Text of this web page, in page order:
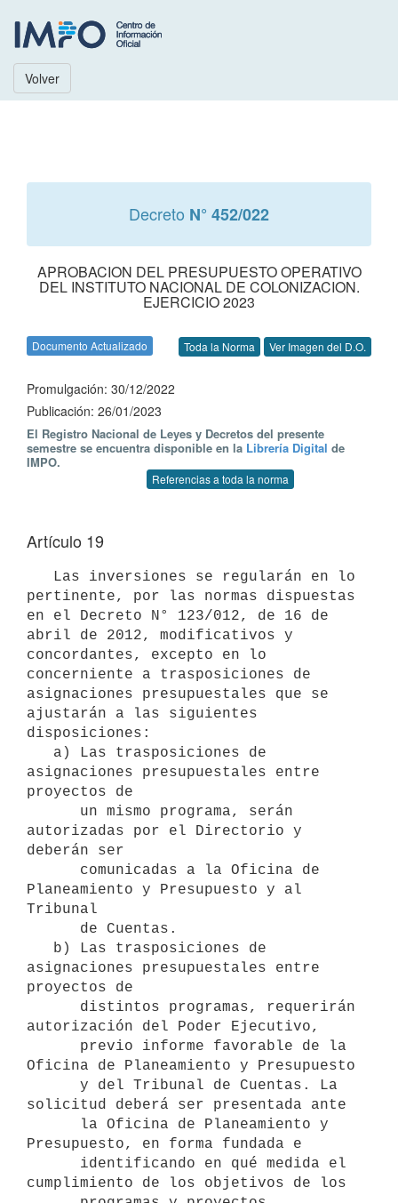
Volver
Decreto N° 452/022
APROBACION DEL PRESUPUESTO OPERATIVO
DEL INSTITUTO NACIONAL DE COLONIZACION.
EJERCICIO 2023
Documento Actualizado Toda la Norma Ver Imagen del D.O.
Promulgación: 30/12/2022
Publicación: 26/01/2023
El Registro Nacional de Leyes y Decretos del presente
semestre se encuentra disponible en la Librería Digital de
IMPO.
Referencias a toda la norma
Artículo 19
pertinente, por las normas dispuestas
en el Decreto N° 123/012, de 16 de
abril de 2012, modificativos y
concordantes, excepto en lo
concerniente a trasposiciones de
asignaciones presupuestales que se
ajustarán a las siguientes
disposiciones:
asignaciones presupuestales entre
proyectos de
autorizadas por el Directorio y
deberán ser
Planeamiento y Presupuesto y al
Tribunal
asignaciones presupuestales entre
proyectos de
autorización del Poder Ejecutivo,
Oficina de Planeamiento y Presupuesto
solicitud deberá ser presentada ante
Presupuesto, en forma fundada e
cumplimiento de los objetivos de los